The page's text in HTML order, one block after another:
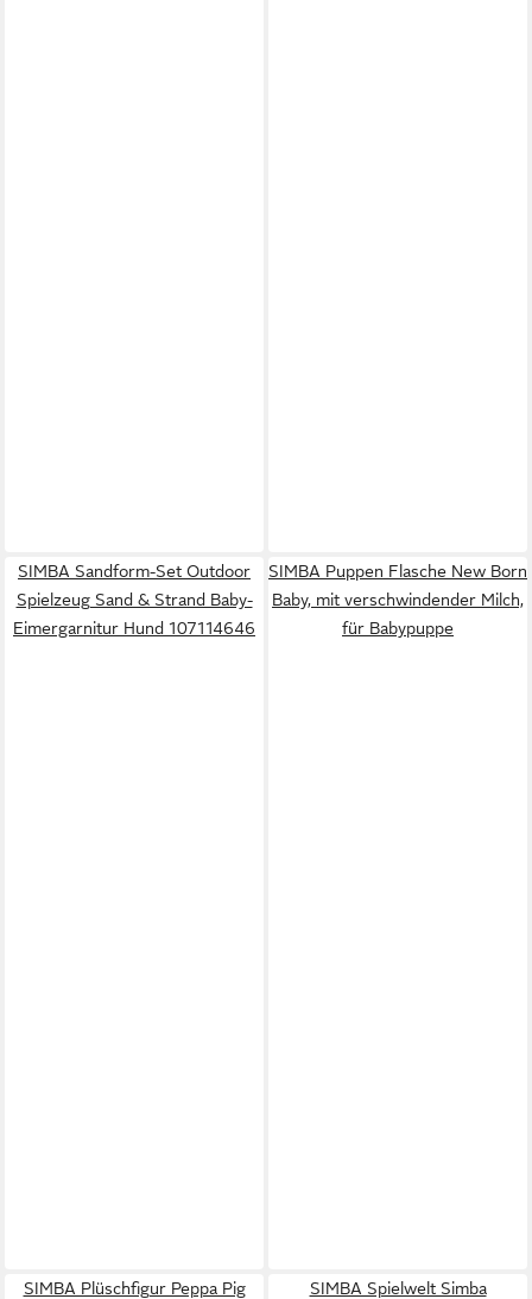
SIMBA Sandform-Set Outdoor
Spielzeug Sand & Strand Baby-
Eimergarnitur Hund 107114646
SIMBA Puppen Flasche New Born
Baby, mit verschwindender Milch,
für Babypuppe
SIMBA Plüschfigur Peppa Pig SIMBA Spielwelt Simba